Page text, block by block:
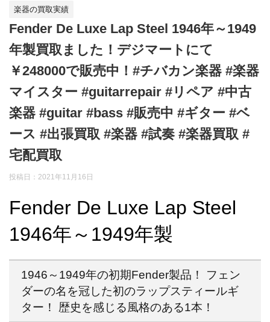
楽器の買取実績
Fender De Luxe Lap Steel 1946年～1949
年製買取ました！デジマートにて
￥248000で販売中！#チバカン楽器 #楽器
マイスター #guitarrepair #リペア #中古
楽器 #guitar #bass #販売中 #ギター #ベ
ース #出張買取 #楽器 #試奏 #楽器買取 #
宅配買取
投稿日： 2021年11月16日
Fender De Luxe Lap Steel
1946年～1949年製
1946～1949年の初期Fender製品！ フェン
ダーの名を冠した初のラップスティールギ
ター！ 歴史を感じる風格のある1本！